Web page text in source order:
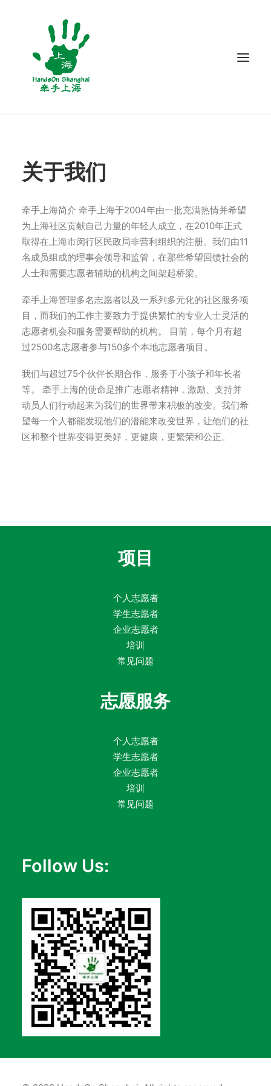
项目
志愿服务
博客
联系我们
关于我们
牵手上海简介 牵手上海于2004年由一批充满热情并希望
为上海社区贡献自己力量的年轻人成立，在2010年正式
取得在上海市闵行区民政局非营利组织的注册。我们由11
名成员组成的理事会领导和监管，在那些希望回馈社会的
人士和需要志愿者辅助的机构之间架起桥梁。
牵手上海管理多名志愿者以及一系列多元化的社区服务项
目，而我们的工作主要致力于提供繁忙的专业人士灵活的
志愿者机会和服务需要帮助的机构。 目前，每个月有超
过2500名志愿者参与150多个本地志愿者项目。
我们与超过75个伙伴长期合作，服务于小孩子和年长者
等。 牵手上海的使命是推广志愿者精神，激励、支持并
动员人们行动起来为我们的世界带来积极的改变。我们希
望每一个人都能发现他们的潜能来改变世界，让他们的社
区和整个世界变得更美好，更健康，更繁荣和公正。
项目
个人志愿者
学生志愿者
企业志愿者
培训
常见问题
志愿服务
个人志愿者
学生志愿者
企业志愿者
培训
常见问题
Follow Us: